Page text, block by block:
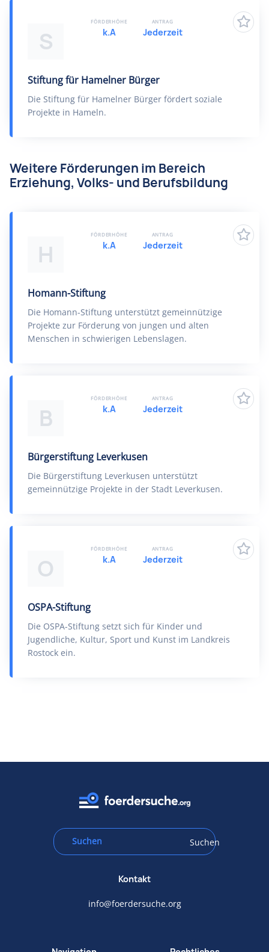
S
Stiftung für Hamelner Bürger
Die Stiftung für Hamelner Bürger fördert soziale
Projekte in Hameln.
FÖRDERHÖHE
k.A
ANTRAG
Jederzeit
Weitere Förderungen im Bereich
Erziehung, Volks- und Berufsbildung
H
Homann-Stiftung
Die Homann-Stiftung unterstützt gemeinnützige
Projekte zur Förderung von jungen und alten
Menschen in schwierigen Lebenslagen.
FÖRDERHÖHE
k.A
ANTRAG
Jederzeit
B
Bürgerstiftung Leverkusen
Die Bürgerstiftung Leverkusen unterstützt
gemeinnützige Projekte in der Stadt Leverkusen.
FÖRDERHÖHE
k.A
ANTRAG
Jederzeit
O
OSPA-Stiftung
Die OSPA-Stiftung setzt sich für Kinder und
Jugendliche, Kultur, Sport und Kunst im Landkreis
Rostock ein.
FÖRDERHÖHE
k.A
ANTRAG
Jederzeit
Suchen
Kontakt
info@foerdersuche.org